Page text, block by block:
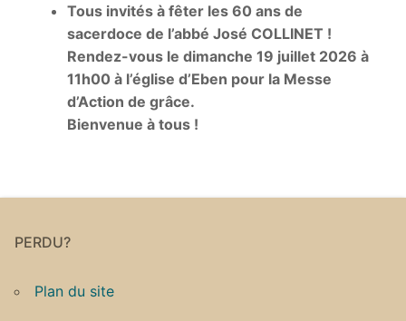
Tous invités à fêter les 60 ans de
sacerdoce de l’abbé José COLLINET !
Rendez-vous le dimanche 19 juillet 2026 à
11h00 à l’église d’Eben pour la Messe
d’Action de grâce.
Bienvenue à tous !
PERDU?
Plan du site